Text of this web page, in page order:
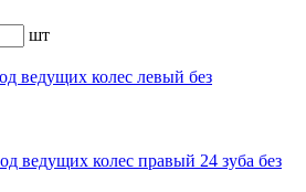
шт
ведущих колес левый без
ведущих колес правый 24 зуба без